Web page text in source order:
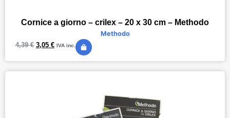
Cornice a giorno – crilex – 20 x 30 cm – Methodo
Methodo
4,39€ 3,05 € IVA inc.